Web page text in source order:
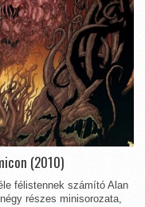
(2010)
félistennek számító Alan
részes minisorozata,